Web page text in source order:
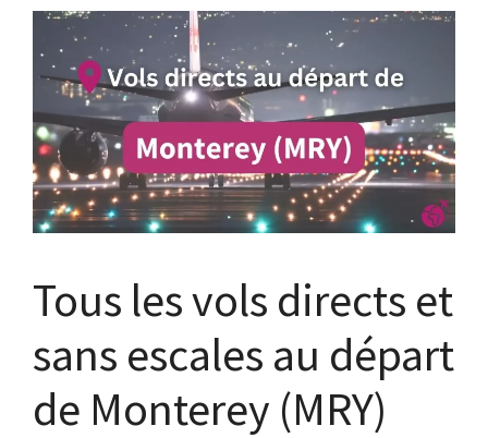
Tous les vols directs et
sans escales au départ
de Monterey (MRY)